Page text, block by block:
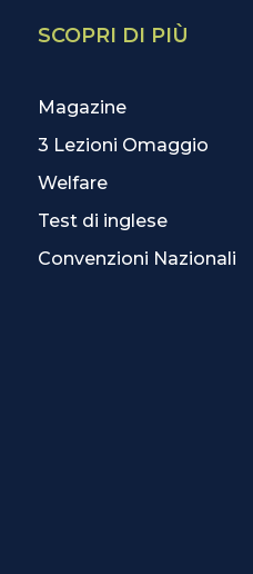
SCOPRI DI PIÙ
Magazine
3 Lezioni Omaggio
Welfare
Test di inglese
Convenzioni Nazionali